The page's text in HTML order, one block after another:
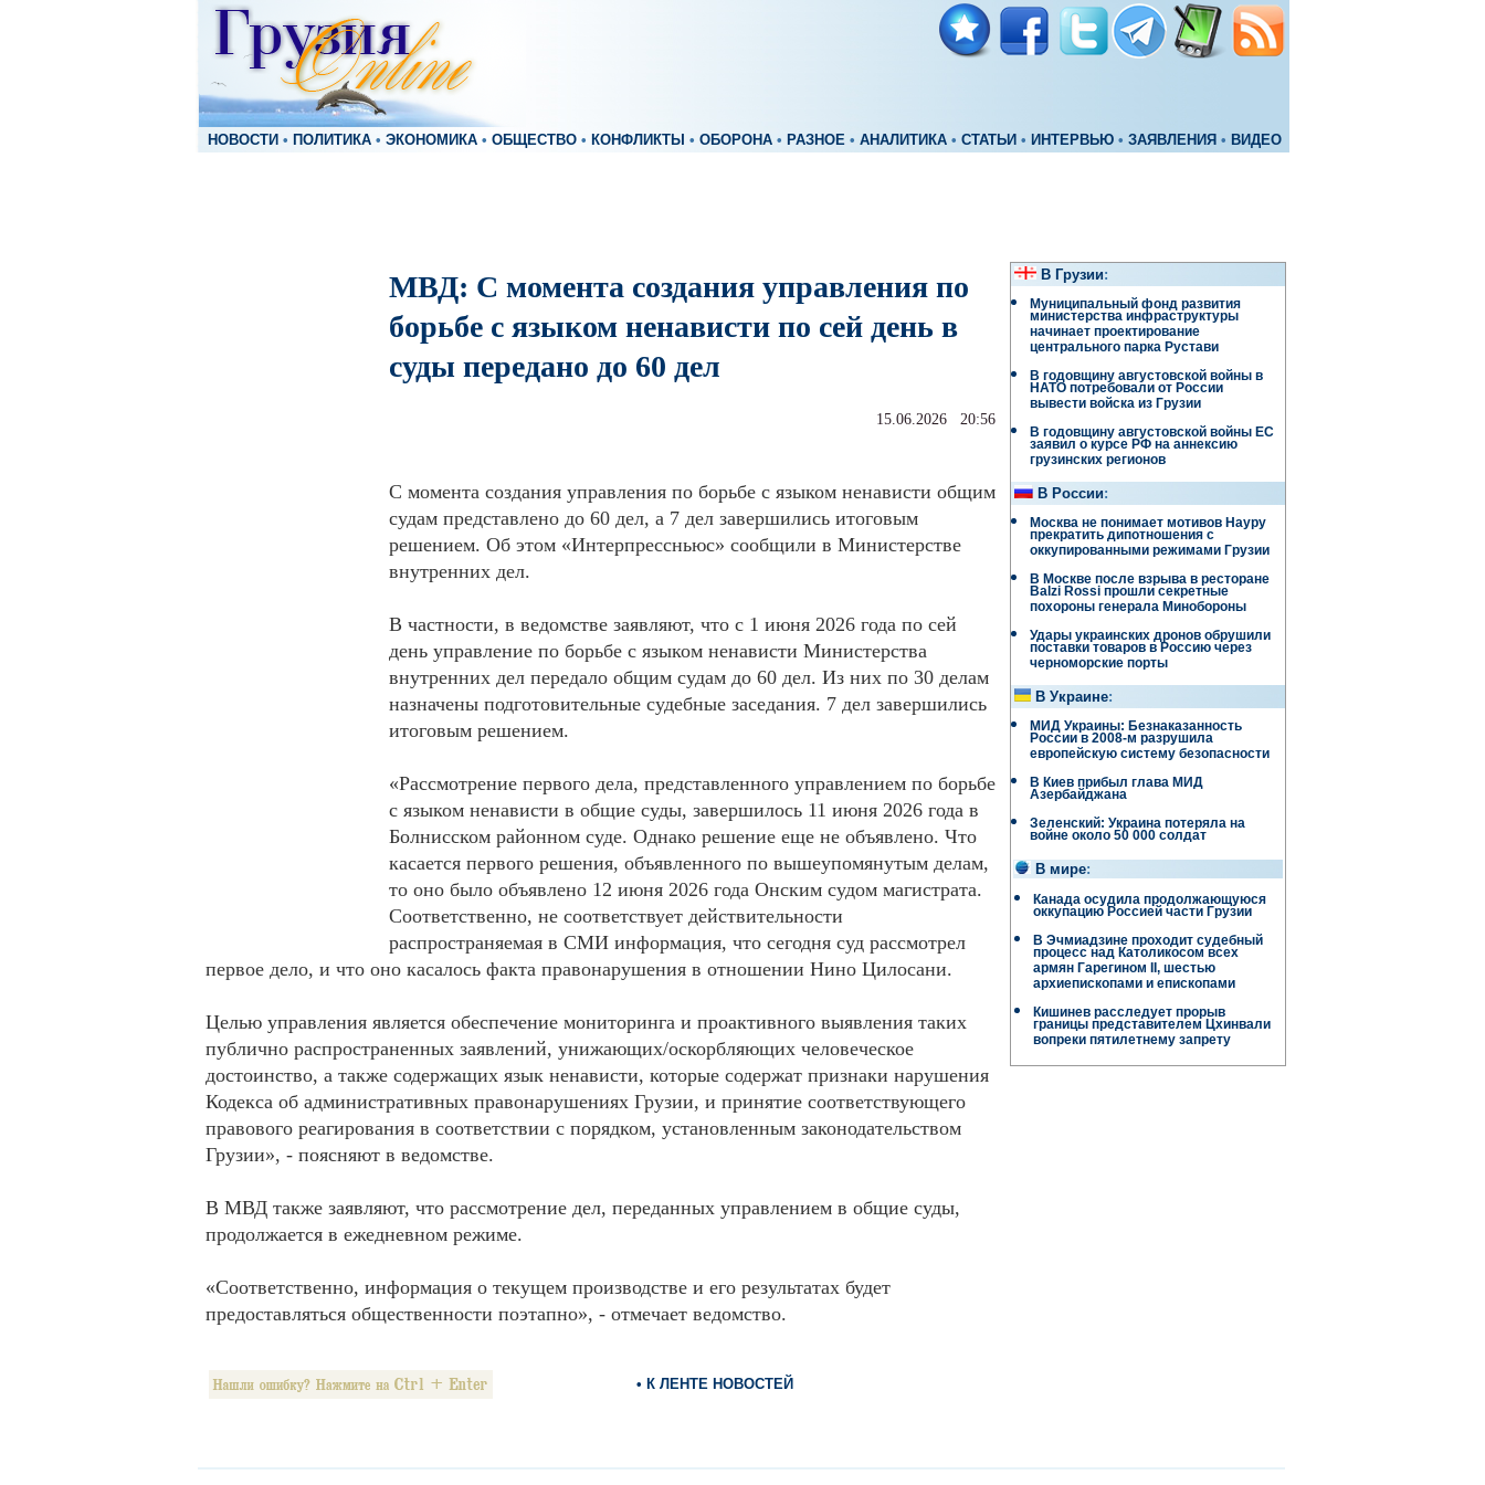
НОВОСТИ • ПОЛИТИКА • ЭКОНОМИКА • ОБЩЕСТВО • КОНФЛИКТЫ • ОБОРОНА • РАЗНОЕ • АНАЛИТИКА • СТАТЬИ • ИНТЕРВЬЮ • ЗАЯВЛЕНИЯ • ВИДЕО
МВД: С момента создания управления по
борьбе с языком ненависти по сей день в
суды передано до 60 дел
15.06.2026 20:56
С момента создания управления по борьбе с языком ненависти общим
судам представлено до 60 дел, а 7 дел завершились итоговым
решением. Об этом «Интерпрессньюс» сообщили в Министерстве
внутренних дел.
В частности, в ведомстве заявляют, что с 1 июня 2026 года по сей
день управление по борьбе с языком ненависти Министерства
внутренних дел передало общим судам до 60 дел. Из них по 30 делам
назначены подготовительные судебные заседания. 7 дел завершились
итоговым решением.
«Рассмотрение первого дела, представленного управлением по борьбе
с языком ненависти в общие суды, завершилось 11 июня 2026 года в
Болнисском районном суде. Однако решение еще не объявлено. Что
касается первого решения, объявленного по вышеупомянутым делам,
то оно было объявлено 12 июня 2026 года Онским судом магистрата.
Соответственно, не соответствует действительности
распространяемая в СМИ информация, что сегодня суд рассмотрел
первое дело, и что оно касалось факта правонарушения в отношении Нино Цилосани.
Целью управления является обеспечение мониторинга и проактивного выявления таких
публично распространенных заявлений, унижающих/оскорбляющих человеческое
достоинство, а также содержащих язык ненависти, которые содержат признаки нарушения
Кодекса об административных правонарушениях Грузии, и принятие соответствующего
правового реагирования в соответствии с порядком, установленным законодательством
Грузии», - поясняют в ведомстве.
В МВД также заявляют, что рассмотрение дел, переданных управлением в общие суды,
продолжается в ежедневном режиме.
«Соответственно, информация о текущем производстве и его результатах будет
предоставляться общественности поэтапно», - отмечает ведомство.
• К ЛЕНТЕ НОВОСТЕЙ
В Грузии:
Муниципальный фонд развития
министерства инфраструктуры
начинает проектирование
центрального парка Рустави
В годовщину августовской войны в
НАТО потребовали от России
вывести войска из Грузии
В годовщину августовской войны ЕС
заявил о курсе РФ на аннексию
грузинских регионов
В России:
Москва не понимает мотивов Науру
прекратить дипотношения с
оккупированными режимами Грузии
В Москве после взрыва в ресторане
Balzi Rossi прошли секретные
похороны генерала Минобороны
Удары украинских дронов обрушили
поставки товаров в Россию через
черноморские порты
В Украине:
МИД Украины: Безнаказанность
России в 2008-м разрушила
европейскую систему безопасности
В Киев прибыл глава МИД
Азербайджана
Зеленский: Украина потеряла на
войне около 50 000 солдат
В мире:
Канада осудила продолжающуюся
оккупацию Россией части Грузии
В Эчмиадзине проходит судебный
процесс над Католикосом всех
армян Гарегином II, шестью
архиепископами и епископами
Кишинев расследует прорыв
границы представителем Цхинвали
вопреки пятилетнему запрету